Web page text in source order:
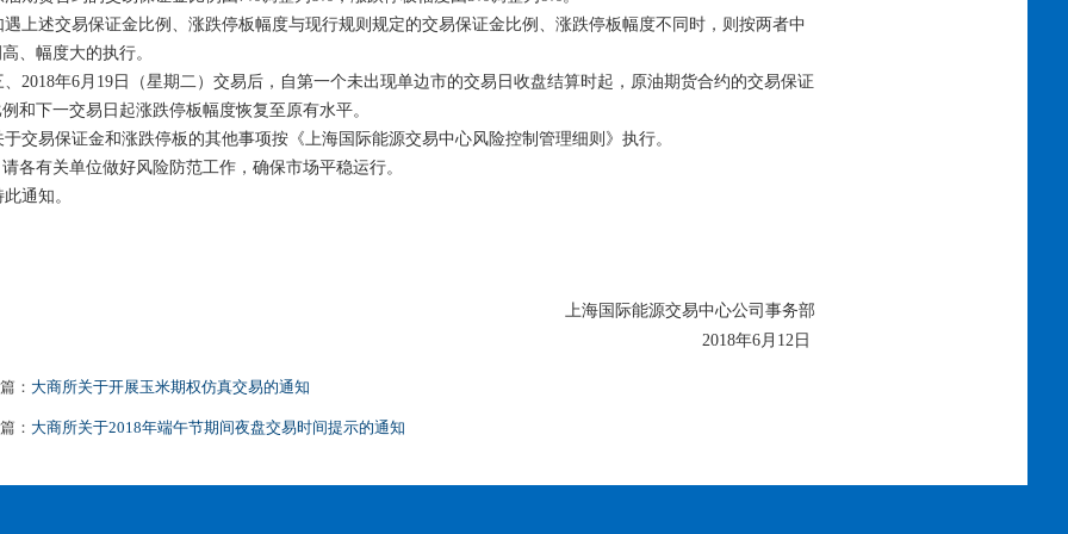
上述交易保证金比例、涨跌停板幅度与现行规则规定的交易保证金比例、涨跌停板幅度不同时，则按两者中
、幅度大的执行。
2018年6月19日（星期二）交易后，自第一个未出现单边市的交易日收盘结算时起，原油期货合约的交易保证
和下一交易日起涨跌停板幅度恢复至原有水平。
交易保证金和涨跌停板的其他事项按《上海国际能源交易中心风险控制管理细则》执行。
请各有关单位做好风险防范工作，确保市场平稳运行。
通知。
上海国际能源交易中心公司事务部
2018年6月12日
： 大商所关于开展玉米期权仿真交易的通知
： 大商所关于2018年端午节期间夜盘交易时间提示的通知